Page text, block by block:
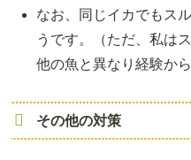
なお、同じイカでもス
うです。（ただ、私は
他の魚と異なり経験か
その他の対策